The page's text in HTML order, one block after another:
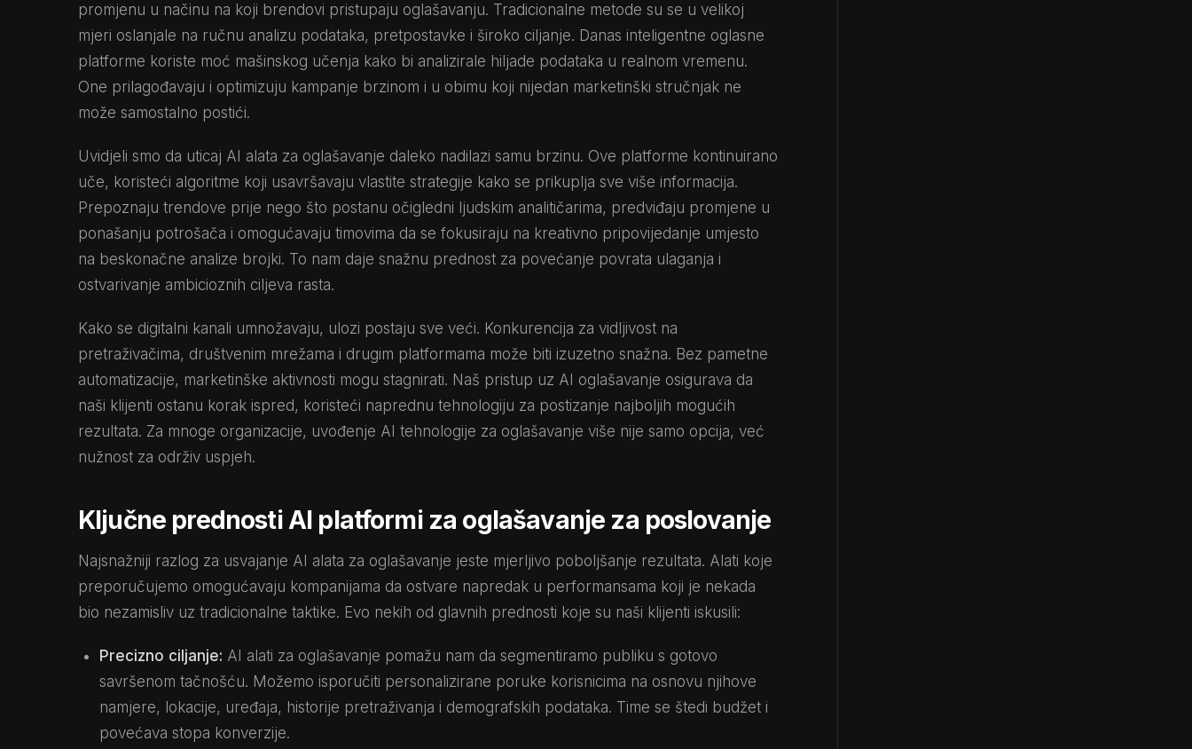
promjenu u načinu na koji brendovi pristupaju oglašavanju. Tradicionalne metode su se u velikoj
mjeri oslanjale na ručnu analizu podataka, pretpostavke i široko ciljanje. Danas inteligentne oglasne
platforme koriste moć mašinskog učenja kako bi analizirale hiljade podataka u realnom vremenu.
One prilagođavaju i optimizuju kampanje brzinom i u obimu koji nijedan marketinški stručnjak ne
može samostalno postići.
Uvidjeli smo da uticaj AI alata za oglašavanje daleko nadilazi samu brzinu. Ove platforme kontinuirano
uče, koristeći algoritme koji usavršavaju vlastite strategije kako se prikuplja sve više informacija.
Prepoznaju trendove prije nego što postanu očigledni ljudskim analitičarima, predviđaju promjene u
ponašanju potrošača i omogućavaju timovima da se fokusiraju na kreativno pripovijedanje umjesto
na beskonačne analize brojki. To nam daje snažnu prednost za povećanje povrata ulaganja i
ostvarivanje ambicioznih ciljeva rasta.
Kako se digitalni kanali umnožavaju, ulozi postaju sve veći. Konkurencija za vidljivost na
pretraživačima, društvenim mrežama i drugim platformama može biti izuzetno snažna. Bez pametne
automatizacije, marketinške aktivnosti mogu stagnirati. Naš pristup uz AI oglašavanje osigurava da
naši klijenti ostanu korak ispred, koristeći naprednu tehnologiju za postizanje najboljih mogućih
rezultata. Za mnoge organizacije, uvođenje AI tehnologije za oglašavanje više nije samo opcija, već
nužnost za održiv uspjeh.
Ključne prednosti AI platformi za oglašavanje za poslovanje
Najsnažniji razlog za usvajanje AI alata za oglašavanje jeste mjerljivo poboljšanje rezultata. Alati koje
preporučujemo omogućavaju kompanijama da ostvare napredak u performansama koji je nekada
bio nezamisliv uz tradicionalne taktike. Evo nekih od glavnih prednosti koje su naši klijenti iskusili:
Precizno ciljanje: AI alati za oglašavanje pomažu nam da segmentiramo publiku s gotovo
savršenom tačnošću. Možemo isporučiti personalizirane poruke korisnicima na osnovu njihove
namjere, lokacije, uređaja, historije pretraživanja i demografskih podataka. Time se štedi budžet i
povećava stopa konverzije.